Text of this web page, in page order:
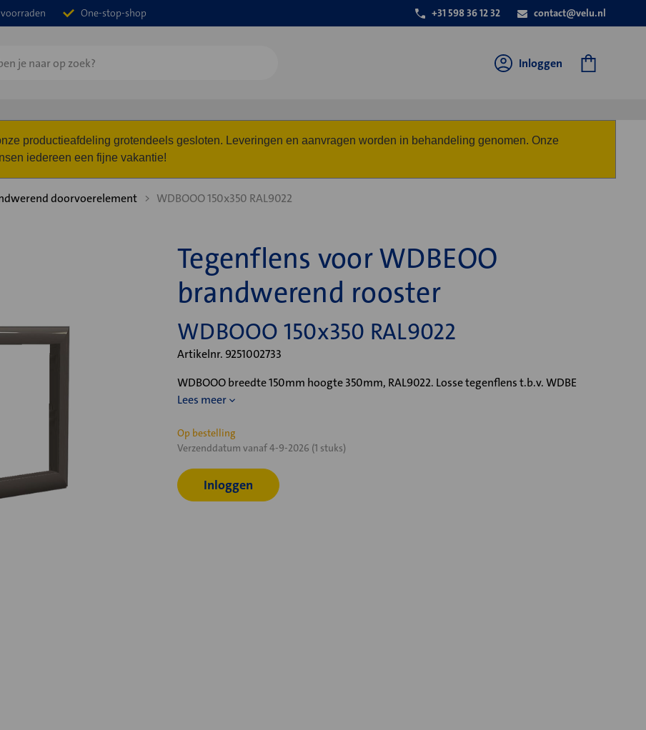
One-stop-shop +31 598 36 12 32 contact@velu.nl
Inloggen
productieafdeling grotendeels gesloten. Leveringen en aanvragen worden in behandeling genomen. Onze
iedereen een fijne vakantie!
doorvoerelement WDBOOO 150x350 RAL9022
Tegenflens voor WDBEOO
brandwerend rooster
WDBOOO 150x350 RAL9022
Artikelnr. 9251002733
WDBOOO breedte 150mm hoogte 350mm, RAL9022. Losse tegenflens t.b.v. WDBE
Lees meer
Huidige
voorraad:
Op bestelling
Verzenddatum vanaf 4-9-2026 (1 stuks)
Inloggen